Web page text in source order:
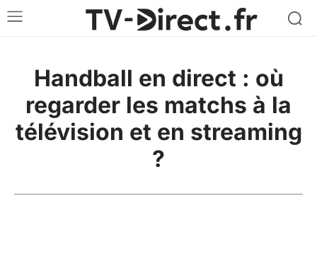
Handball en direct : où
regarder les matchs à la
télévision et en streaming
?